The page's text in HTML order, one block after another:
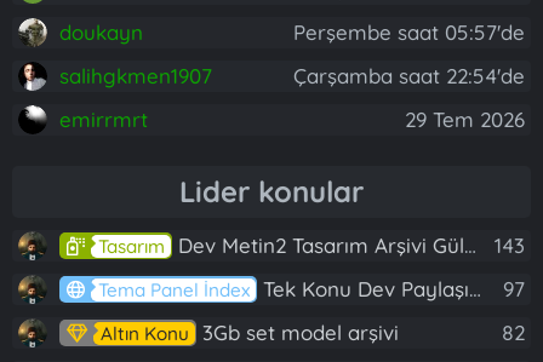
doukayn
Perşembe saat 05:57'de
salihgkmen1907
Çarşamba saat 22:54'de
emirrmrt
29 Tem 2026
Lider konular
Tasarım Dev Metin2 Tasarım Arşivi Güle Güle Kullanın 143
Tema Panel İndex Tek Konu Dev Paylaşım 10 Adet Server Tanıtım İndex 97
Altın Konu 3Gb set model arşivi 82